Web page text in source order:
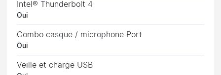
Intel® Thunderbolt 4
Oui
Combo casque / microphone Port
Oui
Veille et charge USB